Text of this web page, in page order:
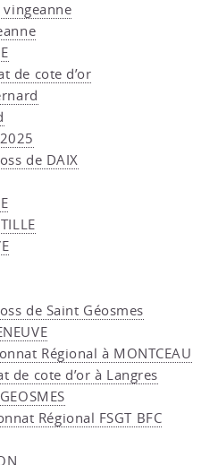
vingeanne
de cote d’or
de DAIX
de Saint Géosmes
Régional à MONTCEAU
de cote d’or à Langres
Régional FSGT BFC